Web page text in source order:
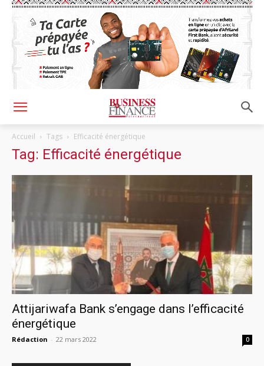
Accueil Tags Efficacité énergétique
Tag: Efficacité énergétique
Attijariwafa Bank s’engage dans l’efficacité
énergétique
Rédaction - 22 mars 2022 0